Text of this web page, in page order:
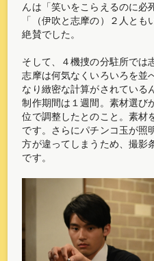
んは「笑いをこらえるのに必
「（伊吹と志摩の）２人と
絶賛でした。
そして、４機捜の分駐所では
志摩は何気なくいろいろを並
なり緻密な計算がされている
制作期間は１週間。素材選び
位で調整したとのこと。素材
です。さらにパチンコ玉が照
方が違ってしまうため、撮影
です。